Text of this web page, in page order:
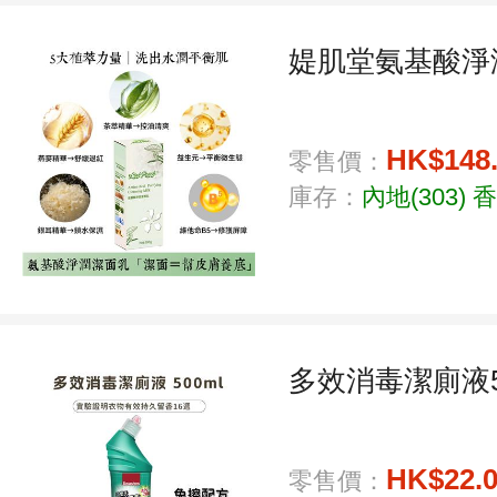
媞肌堂氨基酸
零售價：
庫存： 內地(303)
多效消毒潔廁
零售價：